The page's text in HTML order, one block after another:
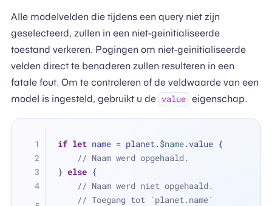
Alle modelvelden die tijdens een query niet zijn
geselecteerd, zullen in een niet-geïnitialiseerde
toestand verkeren. Pogingen om niet-geïnitialiseerde
velden direct te benaderen zullen resulteren in een
fatale fout. Om te controleren of de veldwaarde van een
model is ingesteld, gebruikt u de value eigenschap.
if let name = planet.$name.value {
// Naam werd opgehaald.
} else {
// Naam werd niet opgehaald.
// Toegang tot `planet.name`